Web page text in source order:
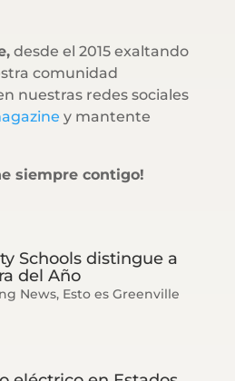
desde el 2015 exaltando
comunidad
nuestras redes sociales
y mantente
siempre contigo!
Schools distingue a
del Año
News, Esto es Greenville